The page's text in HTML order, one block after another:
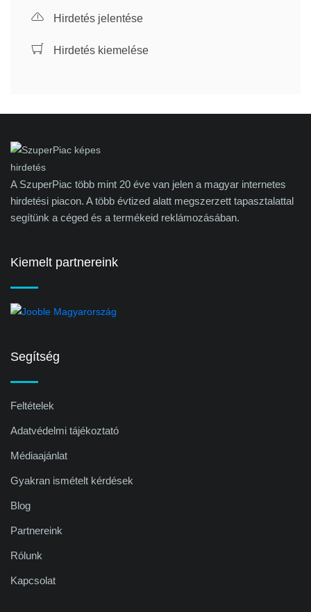
Hirdetés jelentése
Hirdetés kiemelése
A SzuperPiac több mint 20 éve van jelen a magyar internetes
hirdetési piacon. A több évtized alatt megszerzett tapasztalattal
segítünk a céged és a termékeid reklámozásában.
Kiemelt partnereink
Segítség
Feltételek
Adatvédelmi tájékoztató
Médiaajánlat
Gyakran ismételt kérdések
Blog
Partnereink
Rólunk
Kapcsolat